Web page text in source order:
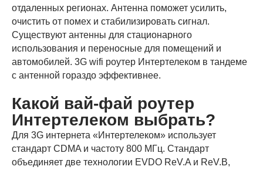
отдаленных регионах. Антенна поможет усилить,
очистить от помех и стабилизировать сигнал.
Существуют антенны для стационарного
использования и переносные для помещений и
автомобилей. 3G wifi роутер Интертелеком в тандеме
с антенной гораздо эффективнее.
Какой вай-фай роутер
Интертелеком выбрать?
Для 3G интернета «Интертелеком» использует
стандарт CDMA и частоту 800 МГц. Стандарт
объединяет две технологии EVDO ReV.A и ReV.B,